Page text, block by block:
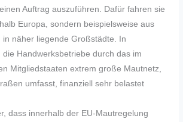
Auftrag auszuführen. Dafür fahren sie
Europa, sondern beispielsweise aus
in näher liegende Großstädte. In
die Handwerksbetriebe durch das im
Mitgliedstaaten extrem große Mautnetz,
umfasst, finanziell sehr belastet
dass innerhalb der EU-Mautregelung